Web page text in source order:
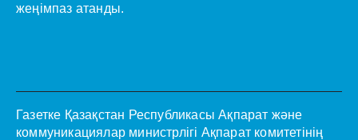
жеңімпаз атанды.
Газетке Қазақстан Республикасы Ақпарат және
коммуникациялар министрлігі Ақпарат комитетінің